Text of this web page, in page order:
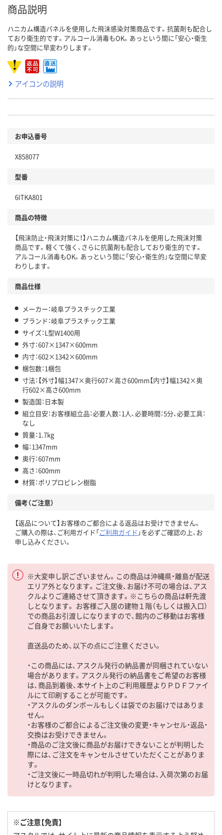
商品説明
ハニカム構造パネルを使用した飛沫感染対策商品です。抗菌剤も配合し
ており衛生的です。アルコール消毒もOK。あっという間に「安心・衛生
的」な空間に早変わりします。
アイコンの説明
お申込番号
X858077
型番
6ITKA801
商品の特徴
【飛沫防止・飛沫対策に！】ハニカム構造パネルを使用した飛沫対策
商品です。軽くて強く、さらに抗菌剤も配合しており衛生的です。
アルコール消毒もOK。あっという間に「安心・衛生的」な空間に早変
わりします。
商品仕様
メーカー：岐阜プラスチック工業
ブランド：岐阜プラスチック工業
サイズ：L型W1400用
外寸：607×1347×600mm
内寸：602×1342×600mm
梱包数：1梱包
寸法：【外寸】幅1347×奥行607×高さ600mm【内寸】幅1342×奥
行602×高さ600mm
製造国：日本製
組立目安：お客様組立品：必要人数：1人、必要時間：5分、必要工具：
なし
質量：1.7kg
幅：1347mm
奥行：607mm
高さ：600mm
材質：ポリプロピレン樹脂
備考（ご注意）
【返品について】お客様のご都合による返品はお受けできません。
ご購入の際は、ご利用ガイド「ご利用ガイド 」を必ずご確認の上、お
申し込みください。
※大変申し訳ございません。この商品は沖縄県・離島が配送
エリア外となります。ご注文後、お届け不可の場合は、アス
クルよりご連絡させて頂きます。※こちらの商品は軒先渡
しとなります。 お客様ご入居の建物１階（もしくは搬入口）
での商品お引渡しになりますので、館内のご移動はお客様
ご自身でお願いいたします。
直送品のため、以下の点にご注意ください。
・この商品には、アスクル発行の納品書が同梱されていない
場合があります。アスクル発行の納品書をご希望のお客様
は、商品到着後、本サイト上のご利用履歴よりＰＤＦファイ
ルにて印刷することが可能です。
・アスクルのダンボールもしくは袋でのお届けではありま
せん。
・お客様のご都合によるご注文後の変更・キャンセル・返品・
交換はお受けできません。
・商品のご注文後に商品がお届けできないことが判明した
際には、ご注文をキャンセルさせていただくことがありま
す。
・ご注文後に一時品切れが判明した場合は、入荷次第のお届
けとなります。
※ご注意【免責】